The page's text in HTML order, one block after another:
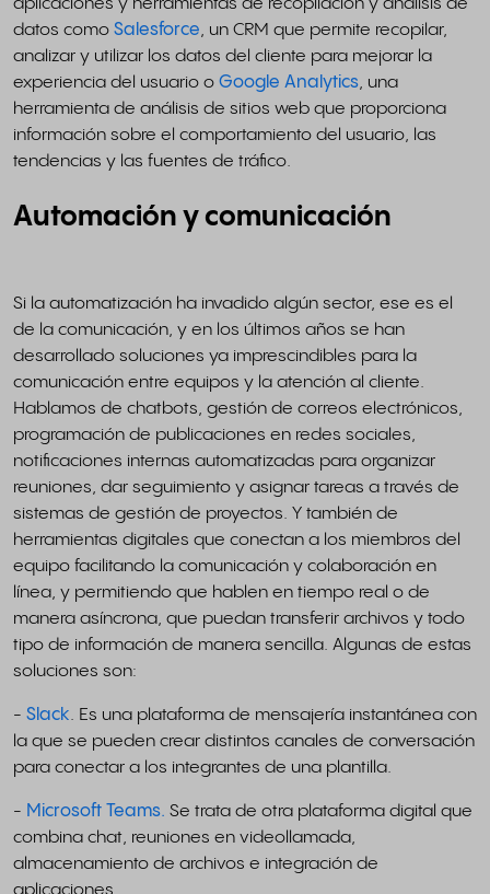
aplicaciones y herramientas de recopilación y análisis de
datos como Salesforce, un CRM que permite recopilar,
analizar y utilizar los datos del cliente para mejorar la
experiencia del usuario o Google Analytics, una
herramienta de análisis de sitios web que proporciona
información sobre el comportamiento del usuario, las
tendencias y las fuentes de tráfico.
Automación y comunicación
Si la automatización ha invadido algún sector, ese es el
de la comunicación, y en los últimos años se han
desarrollado soluciones ya imprescindibles para la
comunicación entre equipos y la atención al cliente.
Hablamos de chatbots, gestión de correos electrónicos,
programación de publicaciones en redes sociales,
notificaciones internas automatizadas para organizar
reuniones, dar seguimiento y asignar tareas a través de
sistemas de gestión de proyectos. Y también de
herramientas digitales que conectan a los miembros del
equipo facilitando la comunicación y colaboración en
línea, y permitiendo que hablen en tiempo real o de
manera asíncrona, que puedan transferir archivos y todo
tipo de información de manera sencilla. Algunas de estas
soluciones son:
- Slack. Es una plataforma de mensajería instantánea con
la que se pueden crear distintos canales de conversación
para conectar a los integrantes de una plantilla.
- Microsoft Teams. Se trata de otra plataforma digital que
combina chat, reuniones en videollamada,
almacenamiento de archivos e integración de
aplicaciones.